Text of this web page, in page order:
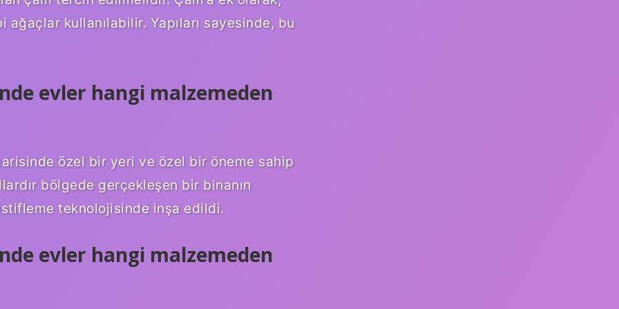
kullanılabilir. Yapıları sayesinde, bu
evler hangi malzemeden
özel bir yeri ve özel bir öneme sahip
bölgede gerçekleşen bir binanın
teknolojisinde inşa edildi.
evler hangi malzemeden